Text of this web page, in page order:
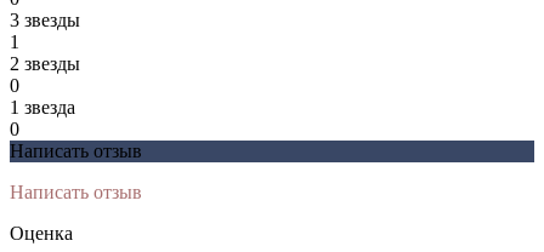
3 звeзды
1
2 звeзды
0
1 звeзда
0
Написать отзыв
Написать отзыв
Оценка